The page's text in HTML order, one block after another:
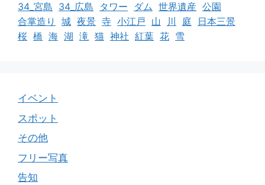
34_宮島 34_広島 タワー ダム 世界遺産 公園
合掌造り
城 夜景 寺 小江戸 山 川 庭
日本三景
桜 橋 海 湖 滝 猫 神社 紅葉 花 雪
イベント
スポット
その他
フリー写真
告知